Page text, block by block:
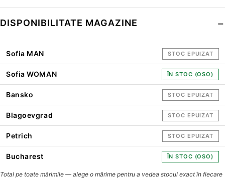
DISPONIBILITATE MAGAZINE
Sofia MAN STOC EPUIZAT
Sofia WOMAN ÎN STOC (OSO)
Bansko STOC EPUIZAT
Blagoevgrad STOC EPUIZAT
Petrich STOC EPUIZAT
Bucharest ÎN STOC (OSO)
Total pe toate mărimile — alege o mărime pentru a vedea stocul exact în fiecare